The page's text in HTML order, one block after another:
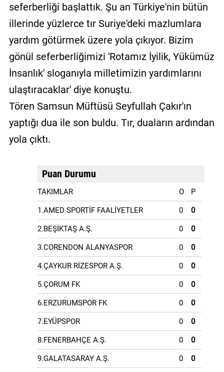
seferberliği başlattık. Şu an Türkiye'nin bütün
illerinde yüzlerce tır Suriye'deki mazlumlara
yardım götürmek üzere yola çıkıyor. Bizim
gönül seferberliğimizi 'Rotamız İyilik, Yükümüz
İnsanlık' sloganıyla milletimizin yardımlarını
ulaştıracaklar' diye konuştu.
Tören Samsun Müftüsü Seyfullah Çakır'ın
yaptığı dua ile son buldu. Tır, duaların ardından
yola çıktı.
Puan Durumu
TAKIMLAR O P
1.AMED SPORTİF FAALİYETLER 0 0
2.BEŞİKTAŞ A.Ş. 0 0
3.CORENDON ALANYASPOR 0 0
4.ÇAYKUR RİZESPOR A.Ş. 0 0
5.ÇORUM FK 0 0
6.ERZURUMSPOR FK 0 0
7.EYÜPSPOR 0 0
8.FENERBAHÇE A.Ş. 0 0
9.GALATASARAY A.Ş. 0 0